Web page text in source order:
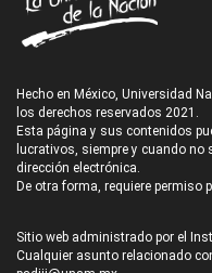
Hecho en México, Universidad
los derechos reservados 2021.
Esta página y sus contenidos
lucrativos, siempre y cuando no
dirección electrónica.
De otra forma, requiere permiso
Sitio web administrado por el
Cualquier asunto relacionado